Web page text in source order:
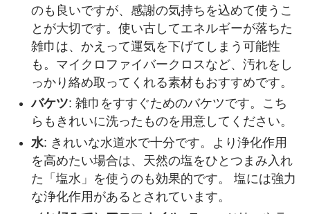
のも良いですが、感謝の気持ちを込めて使うこ
とが大切です。使い古してエネルギーが落ちた
雑巾は、かえって運気を下げてしまう可能性
も。マイクロファイバークロスなど、汚れをし
っかり絡め取ってくれる素材もおすすめです。
バケツ: 雑巾をすすぐためのバケツです。こち
らもきれいに洗ったものを用意してください。
水: きれいな水道水で十分です。より浄化作用
を高めたい場合は、天然の塩をひとつまみ入れ
た「塩水」を使うのも効果的です。 塩には強力
な浄化作用があるとされています。